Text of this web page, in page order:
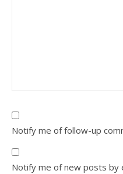
Notify me of follow-up
Notify me of new posts by